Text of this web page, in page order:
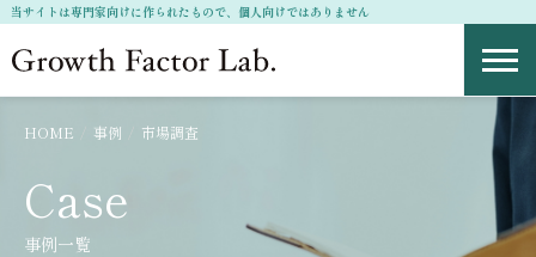
当サイトは専門家向けに作られたもので、個人向けではありません
HOME 事例 市場調査
Case
事例一覧